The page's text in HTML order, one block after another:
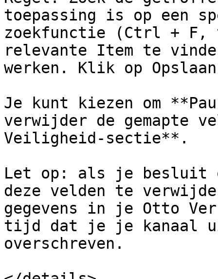
toepassing is op een
zoekfunctie (Ctrl + F,
relevante Item te
werken. Klik op
Je kunt kiezen om
verwijder de gemapte
Veiligheid-sectie**.
Let op: als je besluit
deze velden te
gegevens in je Otto
tijd dat je je kanaal
overschreven.